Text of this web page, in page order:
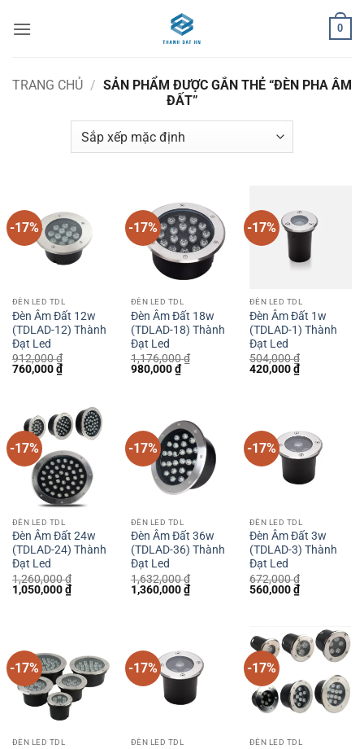
qua
0
TRANG CHỦ / SẢN PHẨM ĐƯỢC GẮN THẺ “ĐÈN PHA ÂM
ĐẤT”
-17%
ĐÈN LED TDL
Đèn Âm Đất 12w
(TDLAD-12) Thành
Đạt Led
912,000₫
Giá
760,000₫Giá
hiện
760,000 ₫.
-17%
ĐÈN LED TDL
Đèn Âm Đất 18w
(TDLAD-18) Thành
Đạt Led
1,176,000₫
Giá
980,000₫Giá
hiện
-17%
ĐÈN LED TDL
Đèn Âm Đất 1w
(TDLAD-1) Thành
Đạt Led
504,000₫
Giá
420,000₫Giá
hiện
-17%
ĐÈN LED TDL
Đèn Âm Đất 24w
(TDLAD-24) Thành
Đạt Led
1,260,000₫
Giá
gốc
1,050,000₫Giá
hiện
-17%
ĐÈN LED TDL
Đèn Âm Đất 36w
(TDLAD-36) Thành
Đạt Led
1,632,000₫
Giá
gốc
1,360,000₫Giá
hiện
-17%
ĐÈN LED TDL
Đèn Âm Đất 3w
(TDLAD-3) Thành
Đạt Led
672,000₫
Giá
560,000₫Giá
hiện
560,000 ₫.
-17%
ĐÈN LED TDL
-17%
ĐÈN LED TDL
-17%
ĐÈN LED TDL